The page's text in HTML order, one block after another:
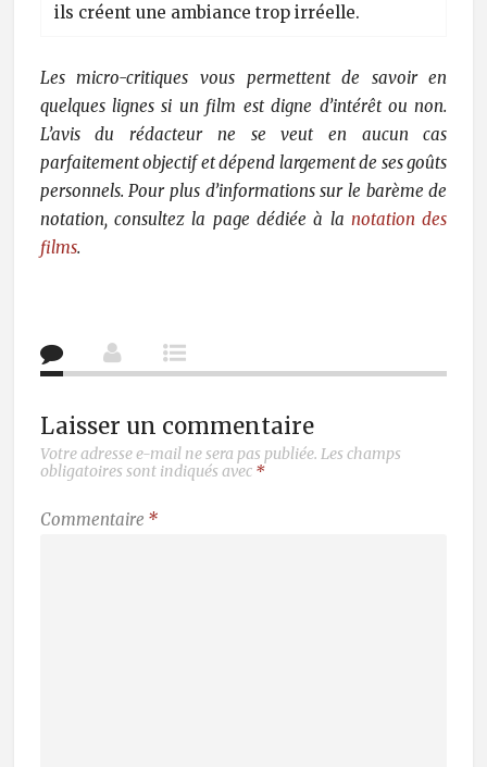
ils créent une ambiance trop irréelle.
Les micro-critiques vous permettent de savoir en
quelques lignes si un film est digne d’intérêt ou non.
L’avis du rédacteur ne se veut en aucun cas
parfaitement objectif et dépend largement de ses goûts
personnels. Pour plus d’informations sur le barème de
notation, consultez la page dédiée à lanotation des
films.
Laisser un commentaire
Votre adresse e-mail ne sera pas publiée. Les champs
obligatoires sont indiqués avec *
Commentaire *